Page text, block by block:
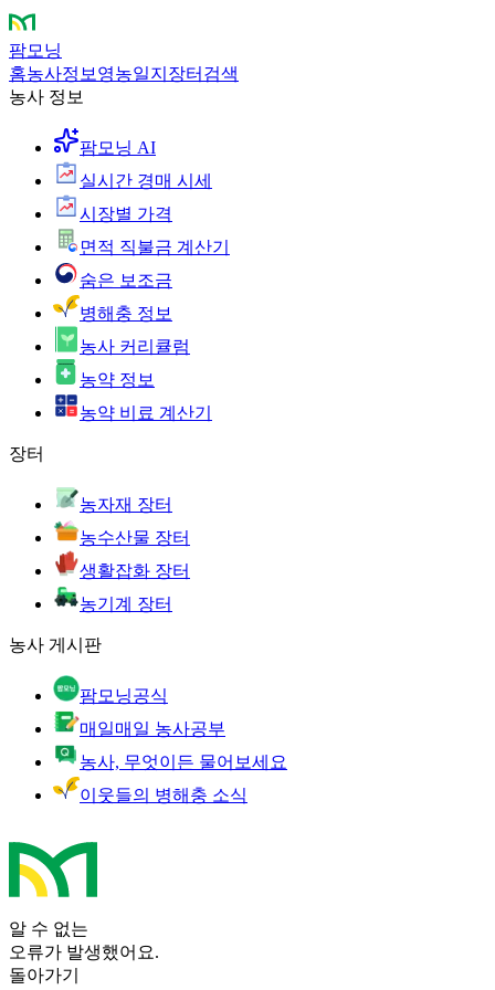
팜모닝
홈농사정보 영농일지 장터 검색
농사 정보
팜모닝 AI
실시간 경매 시세
시장별 가격
면적 직불금 계산기
숨은 보조금
병해충 정보
농사 커리큘럼
농약 정보
농약 비료 계산기
장터
농자재 장터
농수산물 장터
생활잡화 장터
농기계 장터
농사 게시판
팜모닝공식
매일매일 농사공부
농사, 무엇이든 물어보세요
이웃들의 병해충 소식
알 수 없는
오류가 발생했어요.
돌아가기